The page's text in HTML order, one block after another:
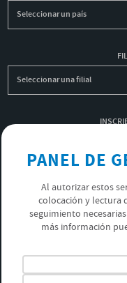
Seleccionar un país
Seleccionar una filial
POLÍTICA DE PRIVACIDAD
ÚNETE AL EQUIPO SOPREMA
PANEL DE
Al autorizar estos
colocación y lectura
seguimiento
más información